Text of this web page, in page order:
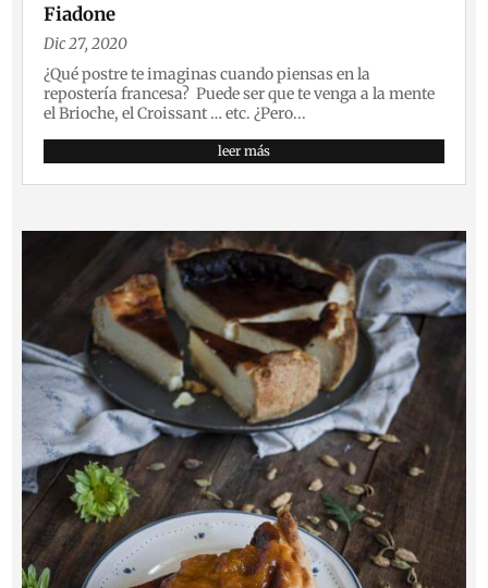
Fiadone
Dic 27, 2020
¿Qué postre te imaginas cuando piensas en la
repostería francesa? Puede ser que te venga a la mente
el Brioche, el Croissant … etc. ¿Pero...
leer más